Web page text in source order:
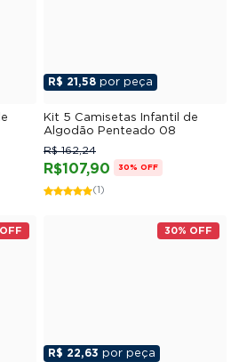
R$ 21,58 por peça
Kit 5 Camisetas Infantil de
Algodão Penteado 08
R$107,90
R$ 162,24
30% OFF
(1)
30% OFF
R$ 22,63 por peça